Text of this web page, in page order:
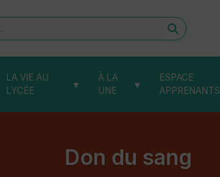
LA VIE AU
LYCÉE
▾
À LA
UNE
▾
ESPACE
APPRENANTS
Don du sang